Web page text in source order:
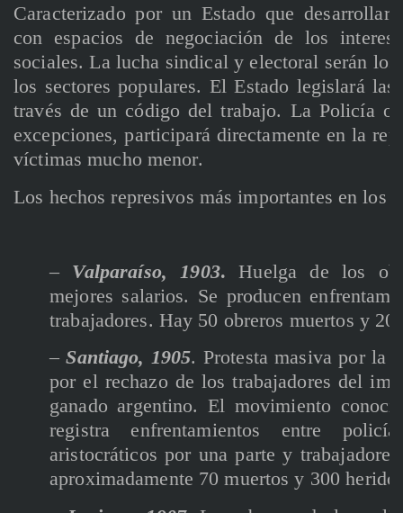
Caracterizado por un Estado que
con espacios de negociación de los
sociales. La lucha sindical y electoral serán
los sectores populares. El Estado legislará
través de un código del trabajo. La Policía o
excepciones, participará directamente en la
víctimas mucho menor.
Los hechos represivos más importantes en los
– Valparaíso, 1903. Huelga de los
mejores salarios. Se producen
trabajadores. Hay 50 obreros muertos y
–Santiago, 1905. Protesta masiva por la
por el rechazo de los trabajadores del
ganado argentino. El movimiento
registra enfrentamientos entre
aristocráticos por una parte y
aproximadamente 70 muertos y 300